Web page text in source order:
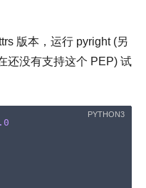
版本，运行 pyright (另
还没有支持这个 PEP) 试